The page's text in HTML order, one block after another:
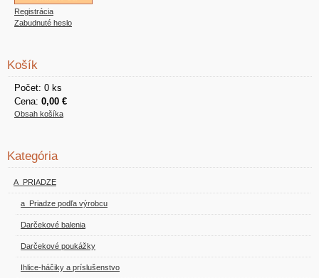
Registrácia
Zabudnuté heslo
Košík
Počet: 0 ks
Cena: 0,00 €
Obsah košíka
Kategória
A_PRIADZE
a_Priadze podľa výrobcu
Darčekové balenia
Darčekové poukážky
Ihlice-háčiky a príslušenstvo